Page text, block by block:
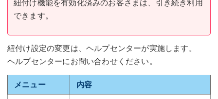
紐付け機能を有効化済みのお客さまは、引き続き利用
できます。
紐付け設定の変更は、ヘルプセンターが実施します。
ヘルプセンターにお問い合わせください。
メニュー 内容